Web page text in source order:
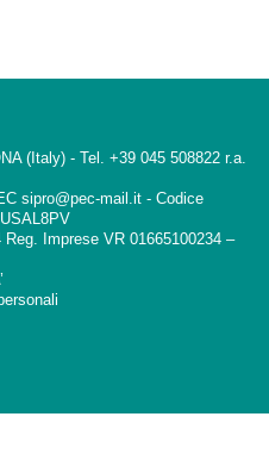
(Italy) - Tel. +39 045 508822 r.a.
sipro@pec-mail.it - Codice
Imprese VR 01665100234 –